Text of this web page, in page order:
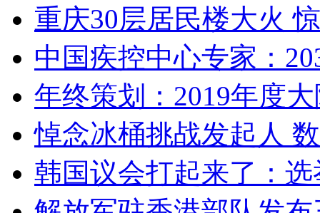
重庆30层居民楼大火
中国疾控中心专家：
年终策划：2019年度
悼念冰桶挑战发起人
韩国议会打起来了：